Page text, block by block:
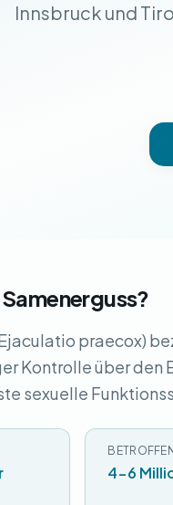
Innsbruck und
praecox)
Kontrolle über den
sexuelle
4-6